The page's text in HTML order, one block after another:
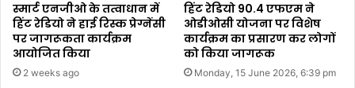
स्मार्ट एनजीओ के तत्वाधान में
हिंट रेडियो ने हाई रिस्क प्रेग्नेंसी
पर जागरूकता कार्यक्रम
आयोजित किया
2 weeks ago
हिंट रेडियो 90.4 एफएम ने
ओडीओसी योजना पर विशेष
कार्यक्रम का प्रसारण कर लोगों
को किया जागरूक
Monday, 15 June 2026, 6:39 pm